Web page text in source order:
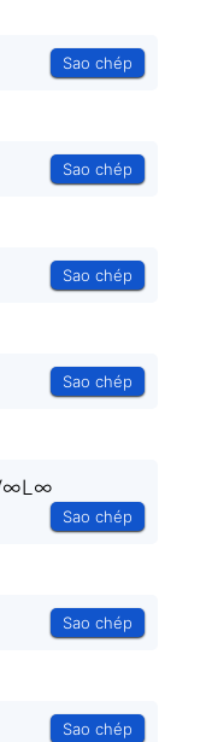
Sao chép
Sao chép
Sao chép
Sao chép
Sao chép
Sao chép
Sao chép